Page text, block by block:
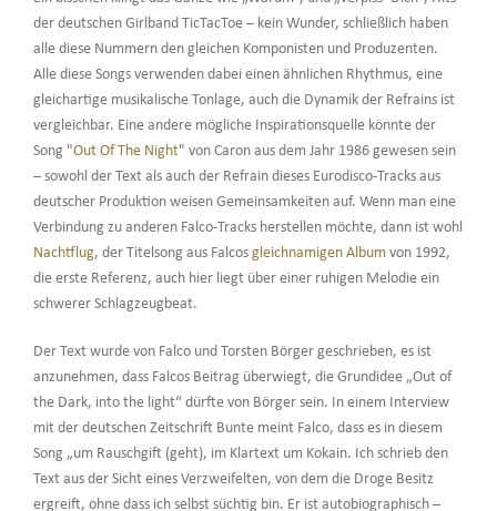
der deutschen Girlband TicTacToe – kein Wunder, schließlich haben
alle diese Nummern den gleichen Komponisten und Produzenten.
Alle diese Songs verwenden dabei einen ähnlichen Rhythmus, eine
gleichartige musikalische Tonlage, auch die Dynamik der Refrains ist
vergleichbar. Eine andere mögliche Inspirationsquelle könnte der
Song "Out Of The Night" von Caron aus dem Jahr 1986 gewesen sein
– sowohl der Text als auch der Refrain dieses Eurodisco-Tracks aus
deutscher Produktion weisen Gemeinsamkeiten auf. Wenn man eine
Verbindung zu anderen Falco-Tracks herstellen möchte, dann ist wohl
Nachtflug, der Titelsong aus Falcos gleichnamigen Albumvon 1992,
die erste Referenz, auch hier liegt über einer ruhigen Melodie ein
schwerer Schlagzeugbeat.
Der Text wurde von Falco und Torsten Börger geschrieben, es ist
anzunehmen, dass Falcos Beitrag überwiegt, die Grundidee „Out of
the Dark, into the light“ dürfte von Börger sein. In einem Interview
mit der deutschen Zeitschrift Bunte meint Falco, dass es in diesem
Song „um Rauschgift (geht), im Klartext um Kokain. Ich schrieb den
Text aus der Sicht eines Verzweifelten, von dem die Droge Besitz
ergreift, ohne dass ich selbst süchtig bin. Er ist autobiographisch –